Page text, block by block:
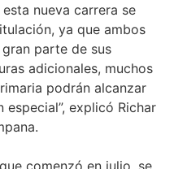
nueva carrera se
ya que ambos
parte de sus
adicionales, muchos
podrán alcanzar
explicó Richar